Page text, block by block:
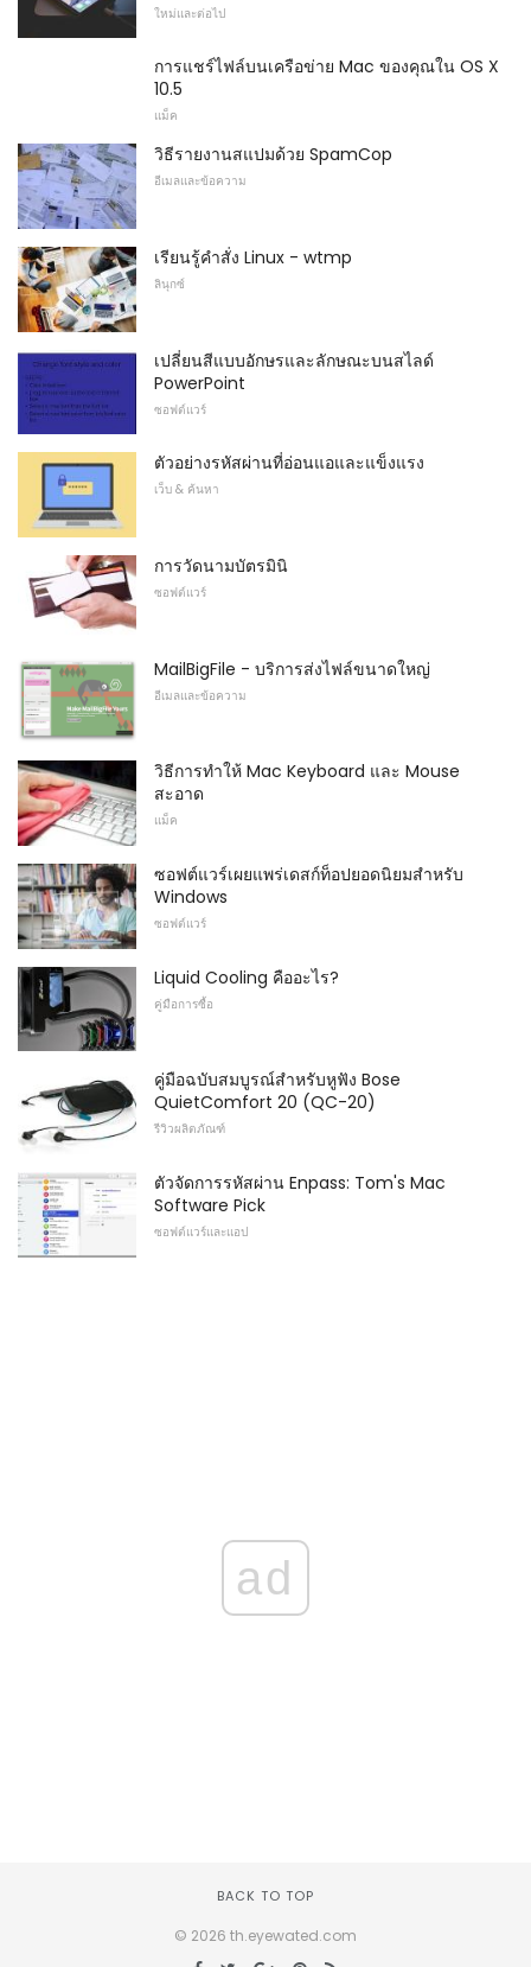
ใหม่และต่อไป
การแชร์ไฟล์บนเครือข่าย Mac ของคุณใน OS X
10.5
แม็ค
วิธีรายงานสแปมด้วย SpamCop
อีเมลและข้อความ
เรียนรู้คำสั่ง Linux - wtmp
ลินุกซ์
เปลี่ยนสีแบบอักษรและลักษณะบนสไลด์
PowerPoint
ซอฟต์แวร์
ตัวอย่างรหัสผ่านที่อ่อนแอและแข็งแรง
เว็บ & ค้นหา
การวัดนามบัตรมินิ
ซอฟต์แวร์
MailBigFile - บริการส่งไฟล์ขนาดใหญ่
อีเมลและข้อความ
วิธีการทำให้ Mac Keyboard และ Mouse
สะอาด
แม็ค
ซอฟต์แวร์เผยแพร่เดสก์ท็อปยอดนิยมสำหรับ
Windows
ซอฟต์แวร์
Liquid Cooling คืออะไร?
คู่มือการซื้อ
คู่มือฉบับสมบูรณ์สำหรับหูฟัง Bose
QuietComfort 20 (QC-20)
รีวิวผลิตภัณฑ์
ตัวจัดการรหัสผ่าน Enpass: Tom's Mac
Software Pick
ซอฟต์แวร์และแอป
ad
BACK TO TOP
© 2026 th.eyewated.com